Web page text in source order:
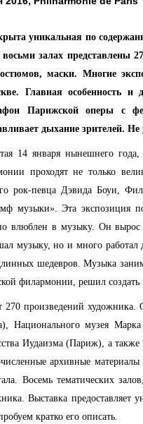
уникальная по
залах представлены
маски. Многие
Главная особенность
Парижской оперы с
дыхание зрителей. Не
14 января нынешнего
проходят не только
рок-певца Дэвида Боуи,
музыки». Эта экспозиция
влюблен в музыку. Он вырос
музыку, но и много
шедевров. Музыка
филармонии, решил создать
270 произведений
Национального музея
Иудаизма (Париж), а
архивные
Восемь тематических
Выставка
кратко его описать.